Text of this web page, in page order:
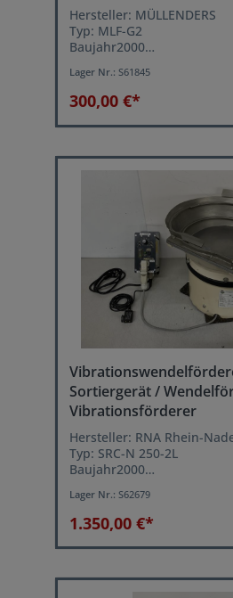
Hersteller: MÜLLENDERS
Typ: MLF-G2
Baujahr2000
Netzanschluss: 230 Volt, 50
Lager Nr.: S61845
300,00 €*
Sortiergerät /
Vibrationsförderer
Hersteller: RNA Rhein-
Typ: SRC-N 250-2L
Baujahr2000
Topf-Innenhöhe: ca. 100 mm
Sortierbahnbreite: ca. 12
verstellbare
Lager Nr.: S62679
1.350,00 €*